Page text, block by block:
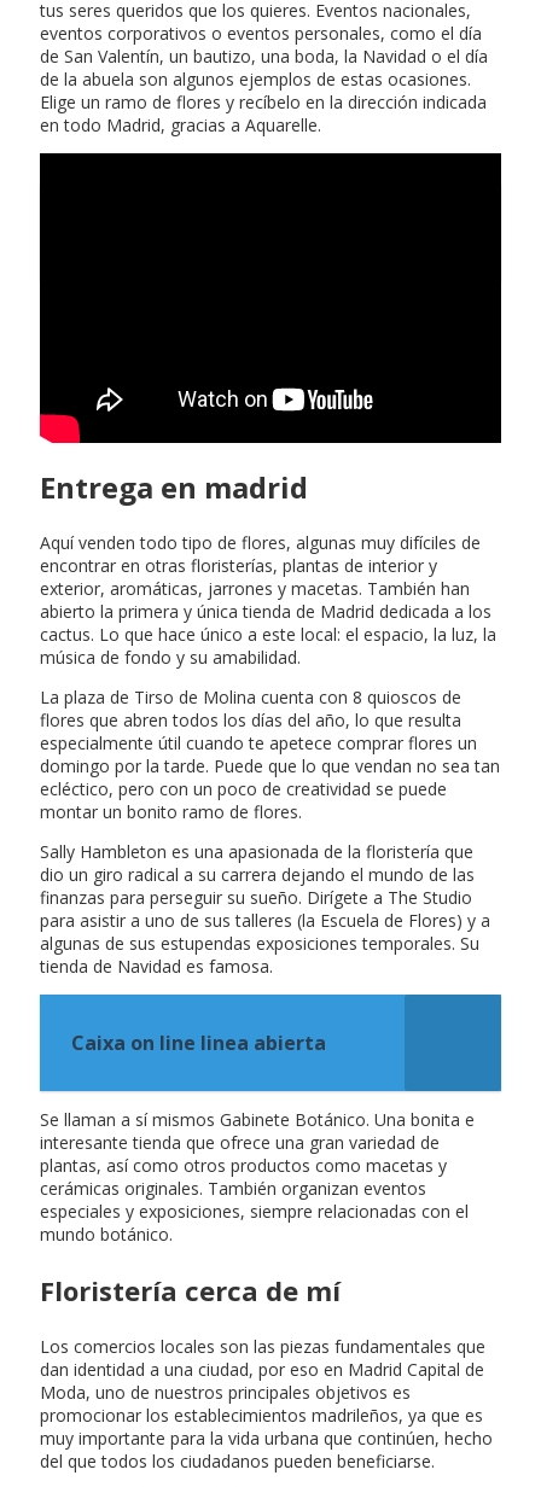
tus seres queridos que los quieres. Eventos nacionales,
eventos corporativos o eventos personales, como el día
de San Valentín, un bautizo, una boda, la Navidad o el día
de la abuela son algunos ejemplos de estas ocasiones.
Elige un ramo de flores y recíbelo en la dirección indicada
en todo Madrid, gracias a Aquarelle.
Entrega en madrid
Aquí venden todo tipo de flores, algunas muy difíciles de
encontrar en otras floristerías, plantas de interior y
exterior, aromáticas, jarrones y macetas. También han
abierto la primera y única tienda de Madrid dedicada a los
cactus. Lo que hace único a este local: el espacio, la luz, la
música de fondo y su amabilidad.
La plaza de Tirso de Molina cuenta con 8 quioscos de
flores que abren todos los días del año, lo que resulta
especialmente útil cuando te apetece comprar flores un
domingo por la tarde. Puede que lo que vendan no sea tan
ecléctico, pero con un poco de creatividad se puede
montar un bonito ramo de flores.
Sally Hambleton es una apasionada de la floristería que
dio un giro radical a su carrera dejando el mundo de las
finanzas para perseguir su sueño. Dirígete a The Studio
para asistir a uno de sus talleres (la Escuela de Flores) y a
algunas de sus estupendas exposiciones temporales. Su
tienda de Navidad es famosa.
Caixa on line linea abierta
Se llaman a sí mismos Gabinete Botánico. Una bonita e
interesante tienda que ofrece una gran variedad de
plantas, así como otros productos como macetas y
cerámicas originales. También organizan eventos
especiales y exposiciones, siempre relacionadas con el
mundo botánico.
Floristería cerca de mí
Los comercios locales son las piezas fundamentales que
dan identidad a una ciudad, por eso en Madrid Capital de
Moda, uno de nuestros principales objetivos es
promocionar los establecimientos madrileños, ya que es
muy importante para la vida urbana que continúen, hecho
del que todos los ciudadanos pueden beneficiarse.